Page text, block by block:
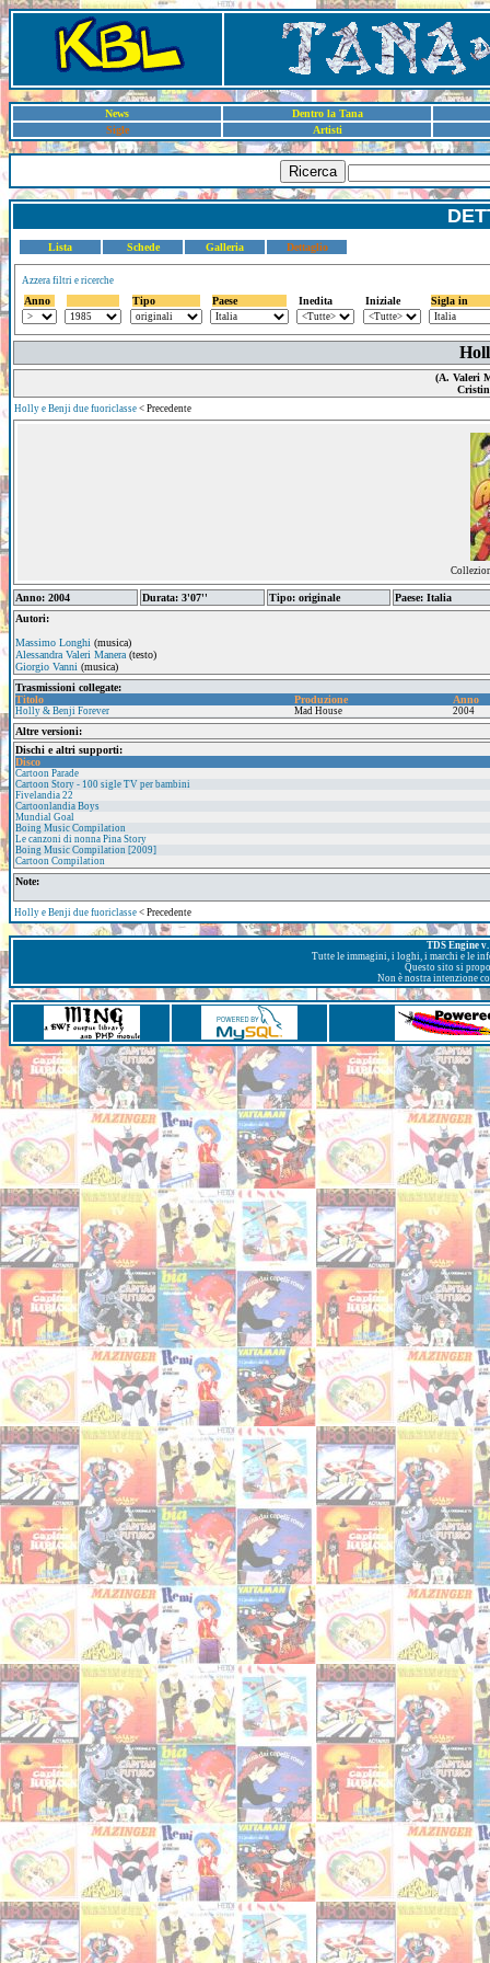
News
Dentro la Tana
Sigle
Artisti
Ricerca
Lista Schede Galleria Dettaglio
Azzera filtri e ricerche
Anno Tipo Paese Inedita Iniziale Sigla in
(A. Valeri
Holly e Benji due fuoriclasse < Precedente
Anno: 2004 Durata: 3'07'' Tipo: originale
Paese: Italia
Autori:
Massimo Longhi (musica)
Alessandra Valeri Manera (testo)
Giorgio Vanni (musica)
Trasmissioni collegate:
Titolo
Produzione Anno
Holly & Benji Forever Mad House 2004
Altre versioni:
Dischi e altri supporti:
Disco
Cartoon Parade
Cartoon Story - 100 sigle TV per bambini
Fivelandia 22
Cartoonlandia Boys
Mundial Goal
Boing Music Compilation
Le canzoni di nonna Pina Story
Boing Music Compilation [2009]
Cartoon Compilation
Note:
Holly e Benji due fuoriclasse < Precedente
TDS Engine
Tutte le immagini, i loghi, i marchi e le
Questo sito si
Non è nostra intenzione